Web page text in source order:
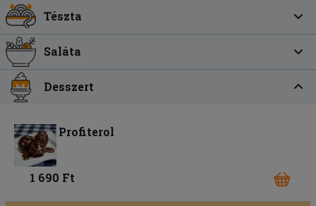
Tészta
Saláta
Desszert
Profiterol
1 690 Ft